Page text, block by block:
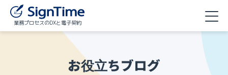
業務プロセスのDXと電子契約
お役立ちブログ